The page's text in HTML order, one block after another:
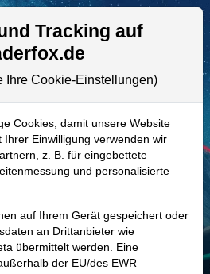
Aktien- und Artikelsuche
–Stitch Fix Aktie
560,52 Mio. USD
448,23 Mio. USD
Tracking auf
Ihre Cookie-Einstellungen)
Cookies, damit unsere Website
Einwilligung verwenden wir
z. B. für eingebettete
und personalisierte
auf Ihrem Gerät gespeichert oder
an Drittanbieter wie
übermittelt werden. Eine
der EU/des EWR